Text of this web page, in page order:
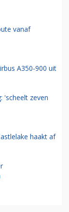
vanaf
A350-900 uit
'scheelt zeven
haakt af